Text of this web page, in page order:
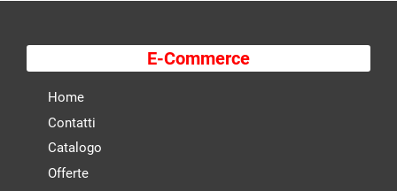
E-Commerce
Home
Contatti
Catalogo
Offerte